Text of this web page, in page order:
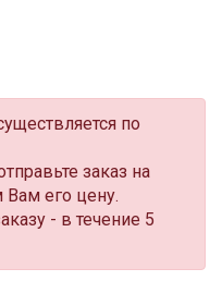
по
заказ на
его цену.
- в течение 5